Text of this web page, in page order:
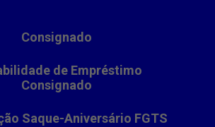
Consignado
de Empréstimo
Consignado
Saque-Aniversário FGTS